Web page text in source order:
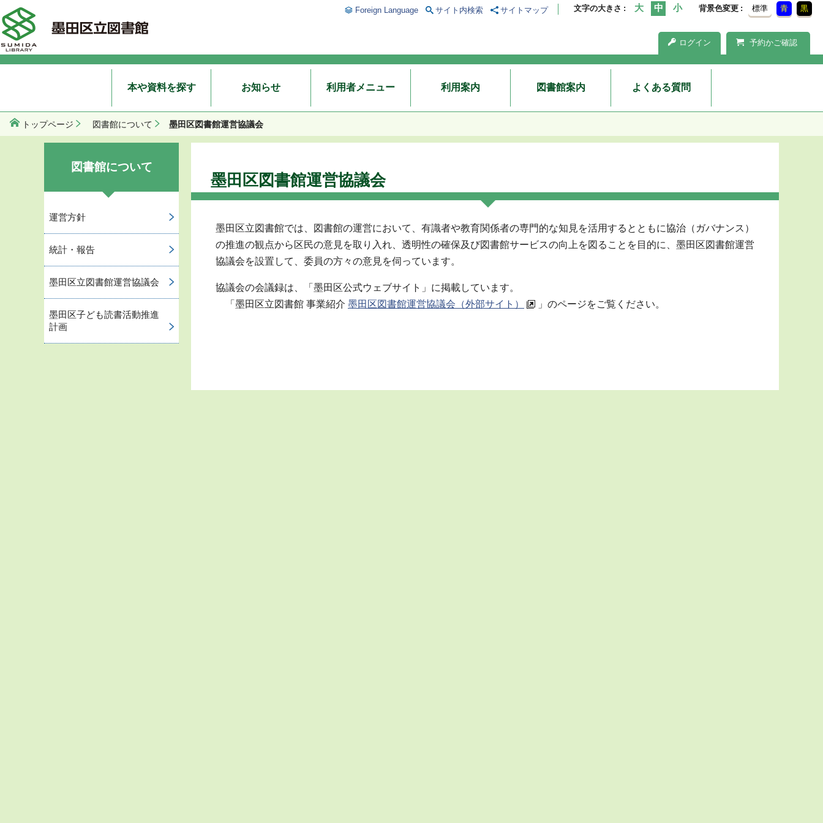
文字の大きさ 背景色変更 標準 青 黒
ログイン 予約かご確認
Foreign Language サイト内検索 サイトマップ
本や資料を探す お知らせ 利用者メニュー 利用案内 図書館案内 よくある質問
トップページ 図書館について 墨田区図書館運営協議会
墨田区図書館運営協議会
墨田区立図書館では、図書館の運営において、有識者や教育関係者の専門的な知見を活用するとともに協治（ガバナンス）
の推進の観点から区民の意見を取り入れ、透明性の確保及び図書館サービスの向上を図ることを目的に、墨田区図書館運営
協議会を設置して、委員の方々の意見を伺っています。
協議会の会議録は、「墨田区公式ウェブサイト」に掲載しています。
「墨田区立図書館 事業紹介 墨田区図書館運営協議会（外部サイト） 」のページをご覧ください。
図書館について
運営方針
統計・報告
墨田区立図書館運営協議会
墨田区子ども読書活動推進
計画